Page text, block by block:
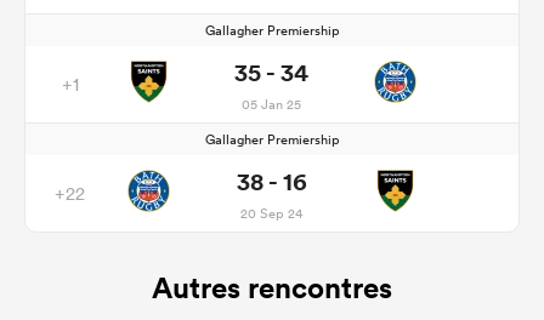
Gallagher Premiership
+1 35 - 34
05 Jan 25
Gallagher Premiership
+22 38 - 16
20 Sep 24
Autres rencontres